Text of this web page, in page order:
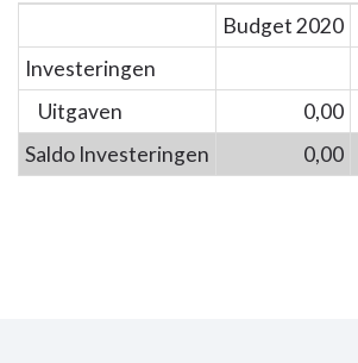
Budget 2020
Investeringen
Uitgaven
0,00
Saldo Investeringen
0,00